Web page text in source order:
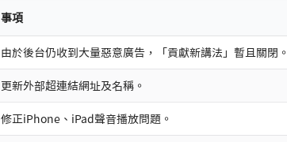
事項
由於後台仍收到大量惡意廣告，「貢獻新講法」暫且關閉。
更新外部超連結網址及名稱。
修正iPhone、iPad聲音播放問題。